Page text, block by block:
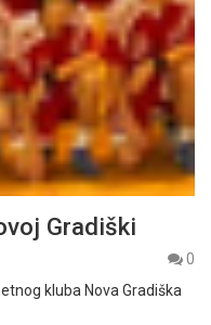
Gradiški
0
kluba Nova Gradiška